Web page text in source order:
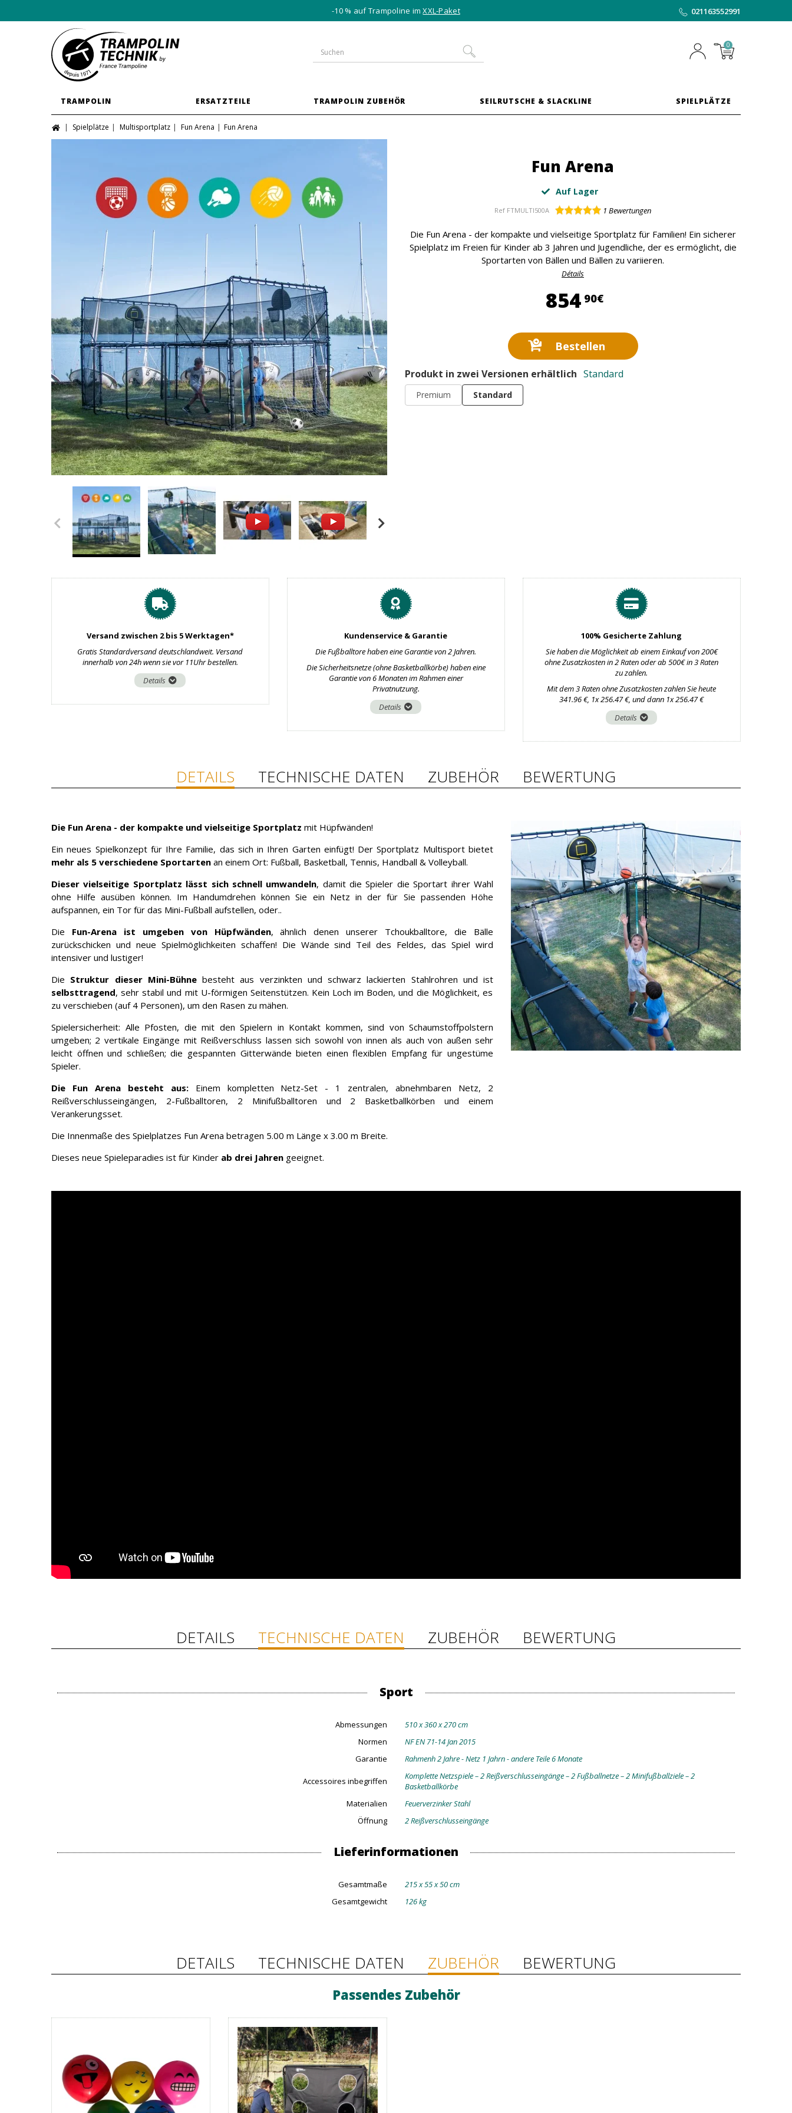
-10 % auf Trampoline imXXL-Paket 021163552991
0
TRAMPOLIN ERSATZTEILE TRAMPOLIN ZUBEHÖR SEILRUTSCHE & SLACKLINE SPIELPLÄTZE
Spielplätze Multisportplatz Fun Arena Fun Arena
Fun Arena
Auf Lager
Ref FTMULTI500A 1 Bewertungen
Die Fun Arena - der kompakte und vielseitige Sportplatz für Familien! Ein sicherer
Spielplatz im Freien für Kinder ab 3 Jahren und Jugendliche, der es ermöglicht, die
Sportarten von Bällen und Bällen zu variieren.
Détails
854 90€854,90 €
Bestellen
Produkt in zwei Versionen erhältlich Standard
Premium Standard
Versand zwischen 2 bis 5 Werktagen*
Gratis Standardversand deutschlandweit. Versand
innerhalb von 24h wenn sie vor 11Uhr bestellen.
Details
Kundenservice & Garantie
Die Fußballtore haben eine Garantie von 2 Jahren.
Die Sicherheitsnetze (ohne Basketballkörbe) haben eine
Garantie von 6 Monaten im Rahmen einer
Privatnutzung.
Details
100% Gesicherte Zahlung
Sie haben die Möglichkeit ab einem Einkauf von 200€
ohne Zusatzkosten in 2 Raten oder ab 500€ in 3 Raten
zu zahlen.
Mit dem 3 Raten ohne Zusatzkosten zahlen Sie heute
341.96 €, 1x 256.47 €, und dann 1x 256.47 €
Details
DETAILS TECHNISCHE DATEN ZUBEHÖR BEWERTUNG
Die Fun Arena - der kompakte und vielseitige Sportplatz mit Hüpfwänden!
Ein neues Spielkonzept für Ihre Familie, das sich in Ihren Garten einfügt! Der Sportplatz Multisport bietet
mehr als 5 verschiedene Sportarten an einem Ort: Fußball, Basketball, Tennis, Handball & Volleyball.
Dieser vielseitige Sportplatz lässt sich schnell umwandeln, damit die Spieler die Sportart ihrer Wahl
ohne Hilfe ausüben können. Im Handumdrehen können Sie ein Netz in der für Sie passenden Höhe
aufspannen, ein Tor für das Mini-Fußball aufstellen, oder..
Die Fun-Arena ist umgeben von Hüpfwänden, ähnlich denen unserer Tchoukballtore, die Bälle
zurückschicken und neue Spielmöglichkeiten schaffen! Die Wände sind Teil des Feldes, das Spiel wird
intensiver und lustiger!
Die Struktur dieser Mini-Bühnebesteht aus verzinkten und schwarz lackierten Stahlrohren und ist
selbsttragend, sehr stabil und mit U-förmigen Seitenstützen. Kein Loch im Boden, und die Möglichkeit, es
zu verschieben (auf 4 Personen), um den Rasen zu mähen.
Spielersicherheit: Alle Pfosten, die mit den Spielern in Kontakt kommen, sind von Schaumstoffpolstern
umgeben; 2 vertikale Eingänge mit Reißverschluss lassen sich sowohl von innen als auch von außen sehr
leicht öffnen und schließen; die gespannten Gitterwände bieten einen flexiblen Empfang für ungestüme
Spieler.
Die Fun Arena besteht aus:Einem kompletten Netz-Set - 1 zentralen, abnehmbaren Netz, 2
Reißverschlusseingängen, 2-Fußballtoren, 2 Minifußballtoren und 2 Basketballkörben und einem
Verankerungsset.
Die Innenmaße des Spielplatzes Fun Arena betragen 5.00 m Länge x 3.00 m Breite.
Dieses neue Spieleparadies ist für Kinder ab drei Jahren geeignet.
DETAILS TECHNISCHE DATEN ZUBEHÖR BEWERTUNG
Sport
Abmessungen
510 x 360 x 270 cm
Normen
NF EN 71-14 Jan 2015
Garantie
Rahmenh 2 Jahre - Netz 1 Jahrn - andere Teile 6 Monate
Accessoires inbegriffen
Komplette Netzspiele – 2 Reißverschlusseingänge – 2 Fußballnetze – 2 Minifußballziele – 2
Basketballkörbe
Materialien
Feuerverzinker Stahl
Öffnung
2 Reißverschlusseingänge
Lieferinformationen
Gesamtmaße
215 x 55 x 50 cm
Gesamtgewicht
126 kg
DETAILS TECHNISCHE DATEN ZUBEHÖR BEWERTUNG
Passendes Zubehör